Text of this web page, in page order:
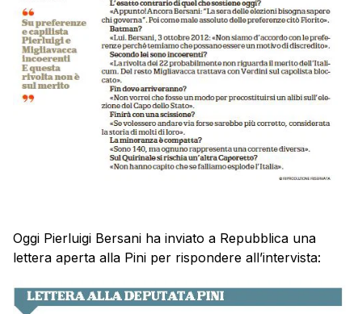
Oggi Pierluigi Bersani ha inviato a Repubblica una
lettera aperta alla Pini per rispondere all’intervista: